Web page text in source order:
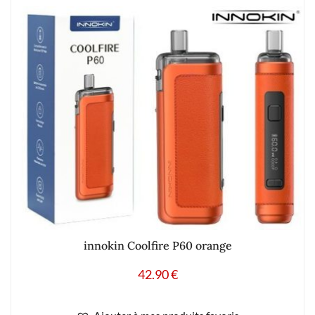
innokin Coolfire P60 orange
42.90€